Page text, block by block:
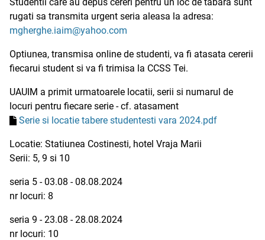
rugati sa transmita urgent seria aleasa la adresa:
mgherghe.iaim@yahoo.com
Optiunea, transmisa online de studenti, va fi atasata cererii
fiecarui student si va fi trimisa la CCSS Tei.
UAUIM a primit urmatoarele locatii, serii si numarul de
locuri pentru fiecare serie - cf. atasament
Serie si locatie tabere studentesti vara 2024.pdf
Locatie: Statiunea Costinesti, hotel Vraja Marii
Serii: 5, 9 si 10
seria 5 - 03.08 - 08.08.2024
nr locuri: 8
seria 9 - 23.08 - 28.08.2024
nr locuri: 10